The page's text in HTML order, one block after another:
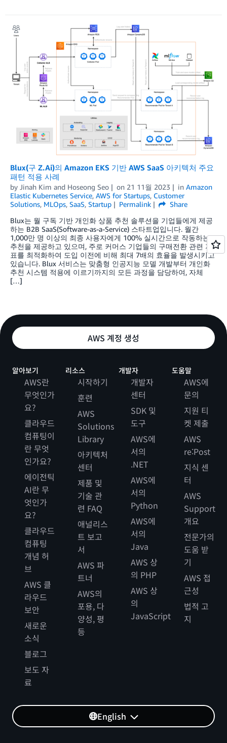
Blux(구 Z.Ai)의 Amazon EKS 기반 AWS SaaS 아키텍처 주요
패턴 적용 사례
by Jinah Kim and Hoseong Seo on 21 11월 2023 in Amazon
Elastic Kubernetes Service, AWS for Startups, Customer
Solutions, MLOps, SaaS, Startup Permalink
Share
Blux는 월 구독 기반 개인화 상품 추천 솔루션을 기업들에게 제공
하는 B2B SaaS(Software-as-a-Service) 스타트업입니다. 월간
1,000만 명 이상의 최종 사용자에게 100% 실시간으로 작동하는
추천을 제공하고 있으며, 주로 커머스 기업들의 구매전환 관련 지
표를 최적화하여 도입 이전에 비해 최대 7배의 효율을 발생시키고
있습니다. Blux 서비스는 맞춤형 인공지능 모델 개발부터 개인화
추천 시스템 적용에 이르기까지의 모든 과정을 담당하여, 자체
[…]
AWS 계정 생성
알아보기
AWS란
무엇인가
요?
클라우드
컴퓨팅이
란 무엇
인가요?
에이전틱
AI란 무
엇인가
요?
클라우드
컴퓨팅
개념 허
브
AWS 클
라우드
보안
새로운
소식
블로그
보도 자
료
리소스
시작하기
훈련
AWS
Solutions
Library
아키텍처
센터
제품 및
기술 관
련 FAQ
애널리스
트 보고
서
AWS 파
트너
AWS의
포용, 다
양성, 평
등
개발자
개발자
센터
SDK 및
도구
AWS에
서의
.NET
AWS에
서의
Python
AWS에
서의
Java
AWS 상
의 PHP
AWS 상
의
JavaScript
도움말
AWS에
문의
지원 티
켓 제출
AWS
re:Post
지식 센
터
AWS
Support
개요
전문가의
도움 받
기
AWS 접
근성
법적 고
지
English